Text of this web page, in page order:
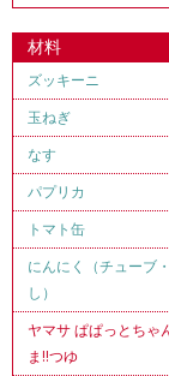
材料
ズッキーニ
玉ねぎ
なす
パプリカ
トマト缶
にんにく（チューブ
し）
ヤマサ ぱぱっとちゃ
ま!!つゆ